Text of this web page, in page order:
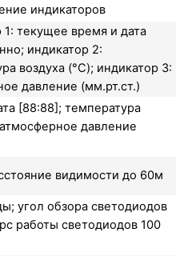
индикаторов
1: текущее время и дата
индикатор 2:
воздуха (°C); индикатор 3:
давление (мм.рт.ст.)
[88:88]; температура
давление
видимости до 60м
угол обзора светодиодов
работы светодиодов 100